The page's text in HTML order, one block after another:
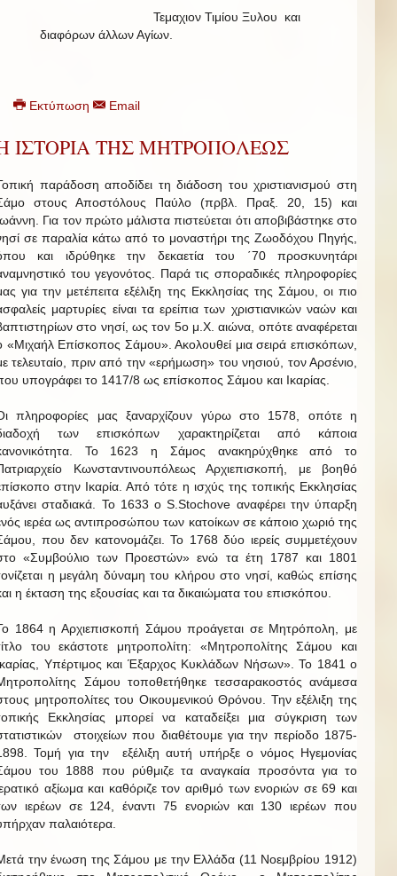
Τεμαχιον Τιμίου Ξυλου και
διαφόρων άλλων Αγίων.
Εκτύπωση Email
ΙΣΤΟΡΙΑ ΤΗΣ ΜΗΤΡΟΠΟΛΕΩΣ
παράδοση αποδίδει τη διάδοση του χριστιανισμού στη
στους Αποστόλους Παύλο (πρβλ. Πραξ. 20, 15) και
Για τον πρώτο μάλιστα πιστεύεται ότι αποβιβάστηκε στο
σε παραλία κάτω από το μοναστήρι της Ζωοδόχου Πηγής,
και ιδρύθηκε την δεκαετία του ΄70 προσκυνητάρι
του γεγονότος. Παρά τις σποραδικές πληροφορίες
για την μετέπειτα εξέλιξη της Εκκλησίας της Σάμου, οι πιο
μαρτυρίες είναι τα ερείπια των χριστιανικών ναών και
στο νησί, ως τον 5ο μ.Χ. αιώνα, οπότε αναφέρεται
«Μιχαήλ Επίσκοπος Σάμου». Ακολουθεί μια σειρά επισκόπων,
τελευταίο, πριν από την «ερήμωση» του νησιού, τον Αρσένιο,
υπογράφει το 1417/8 ως επίσκοπος Σάμου και Ικαρίας.
πληροφορίες μας ξαναρχίζουν γύρω στο 1578, οπότε η
των επισκόπων χαρακτηρίζεται από κάποια
Το 1623 η Σάμος ανακηρύχθηκε από το
Κωνσταντινουπόλεως Αρχιεπισκοπή, με βοηθό
στην Ικαρία. Από τότε η ισχύς της τοπικής Εκκλησίας
σταδιακά. Το 1633 ο S.Stochove αναφέρει την ύπαρξη
ιερέα ως αντιπροσώπου των κατοίκων σε κάποιο χωριό της
που δεν κατονομάζει. Το 1768 δύο ιερείς συμμετέχουν
«Συμβούλιο των Προεστών» ενώ τα έτη 1787 και 1801
η μεγάλη δύναμη του κλήρου στο νησί, καθώς επίσης
η έκταση της εξουσίας και τα δικαιώματα του επισκόπου.
1864 η Αρχιεπισκοπή Σάμου προάγεται σε Μητρόπολη, με
του εκάστοτε μητροπολίτη: «Μητροπολίτης Σάμου και
Υπέρτιμος και Έξαρχος Κυκλάδων Νήσων». Το 1841 ο
Σάμου τοποθετήθηκε τεσσαρακοστός ανάμεσα
μητροπολίτες του Οικουμενικού Θρόνου. Την εξέλιξη της
Εκκλησίας μπορεί να καταδείξει μια σύγκριση των
στοιχείων που διαθέτουμε για την περίοδο 1875-
Τομή για την εξέλιξη αυτή υπήρξε ο νόμος Ηγεμονίας
του 1888 που ρύθμιζε τα αναγκαία προσόντα για το
αξίωμα και καθόριζε τον αριθμό των ενοριών σε 69 και
ιερέων σε 124, έναντι 75 ενοριών και 130 ιερέων που
παλαιότερα.
την ένωση της Σάμου με την Ελλάδα (11 Νοεμβρίου 1912)